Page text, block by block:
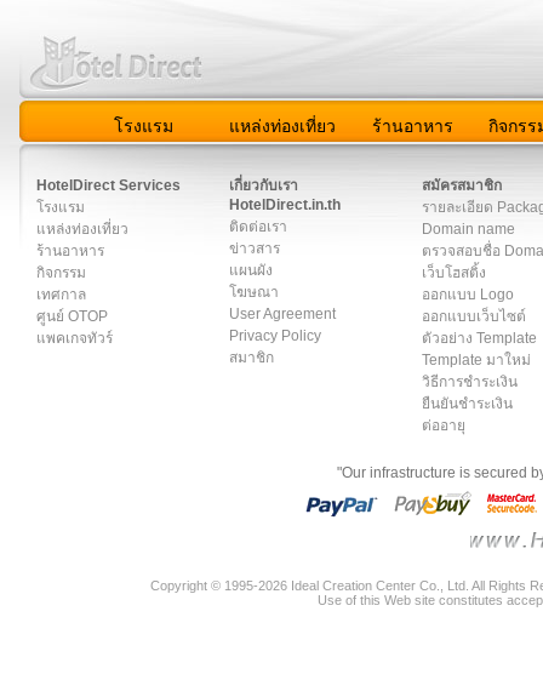
โรงแรม แหล่งท่องเที่ยว ร้านอาหาร กิจกรร
HotelDirect Services
โรงแรม
แหล่งท่องเที่ยว
ร้านอาหาร
กิจกรรม
เทศกาล
ศูนย์ OTOP
แพคเกจทัวร์
เกี่ยวกับเรา
HotelDirect.in.th
ติดต่อเรา
ข่าวสาร
แผนผัง
โฆษณา
User Agreement
Privacy Policy
สมาชิก
สมัครสมาชิก
รายละเอียด
Domain name
ตรวจสอบชื่อ
เว็บโฮสติ้ง
ออกแบบ Logo
ออกแบบเว็บไซต์
ตัวอย่าง Template
Template มาใหม่
วิธีการชำระเงิน
ยืนยันชำระเงิน
ต่ออายุ
"Our infrastructure is secured
Copyright © 1995-2026 Ideal Creation Center Co., Ltd. All Rights
Use of this Web site constitutes